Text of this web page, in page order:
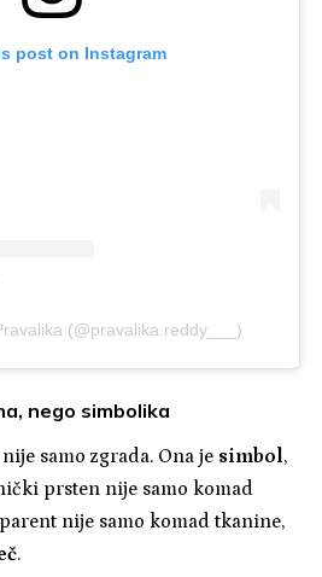
post on Instagram
(@pravalika.reddy___)
nego simbolika
samo zgrada. Ona je simbol,
prsten nije samo komad
nije samo komad tkanine,
.